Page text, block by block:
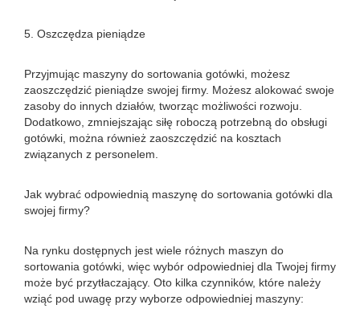
5. Oszczędza pieniądze
Przyjmując maszyny do sortowania gotówki, możesz
zaoszczędzić pieniądze swojej firmy. Możesz alokować swoje
zasoby do innych działów, tworząc możliwości rozwoju.
Dodatkowo, zmniejszając siłę roboczą potrzebną do obsługi
gotówki, można również zaoszczędzić na kosztach
związanych z personelem.
Jak wybrać odpowiednią maszynę do sortowania gotówki dla
swojej firmy?
Na rynku dostępnych jest wiele różnych maszyn do
sortowania gotówki, więc wybór odpowiedniej dla Twojej firmy
może być przytłaczający. Oto kilka czynników, które należy
wziąć pod uwagę przy wyborze odpowiedniej maszyny: